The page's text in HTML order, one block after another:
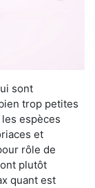
sont
trop petites
les espèces
et
rôle de
plutôt
quant est